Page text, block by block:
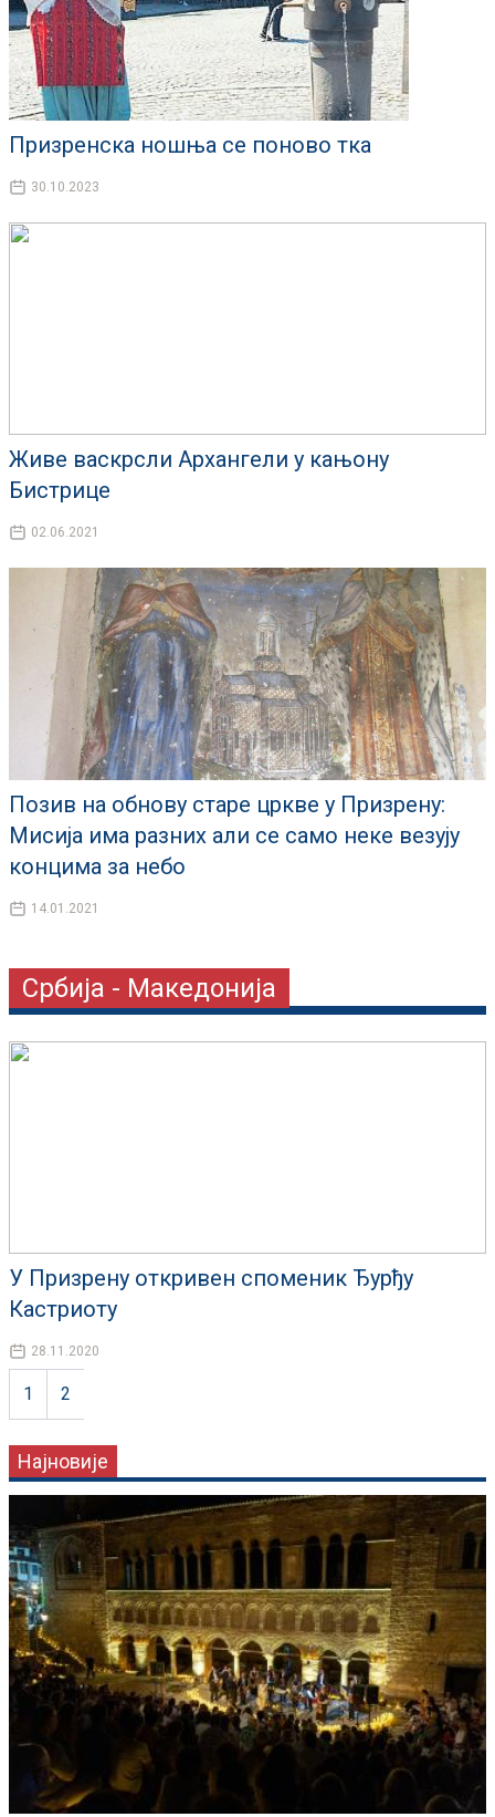
Призренска ношња се поново тка
30.10.2023
Живе васкрсли Архангели у кањону
Бистрице
02.06.2021
Позив на обнову старе цркве у Призрену:
Мисија има разних али се само неке везују
концима за небо
14.01.2021
Србија - Македонија
У Призрену откривен споменик Ђурђу
Кастриоту
28.11.2020
1 2
Најновије